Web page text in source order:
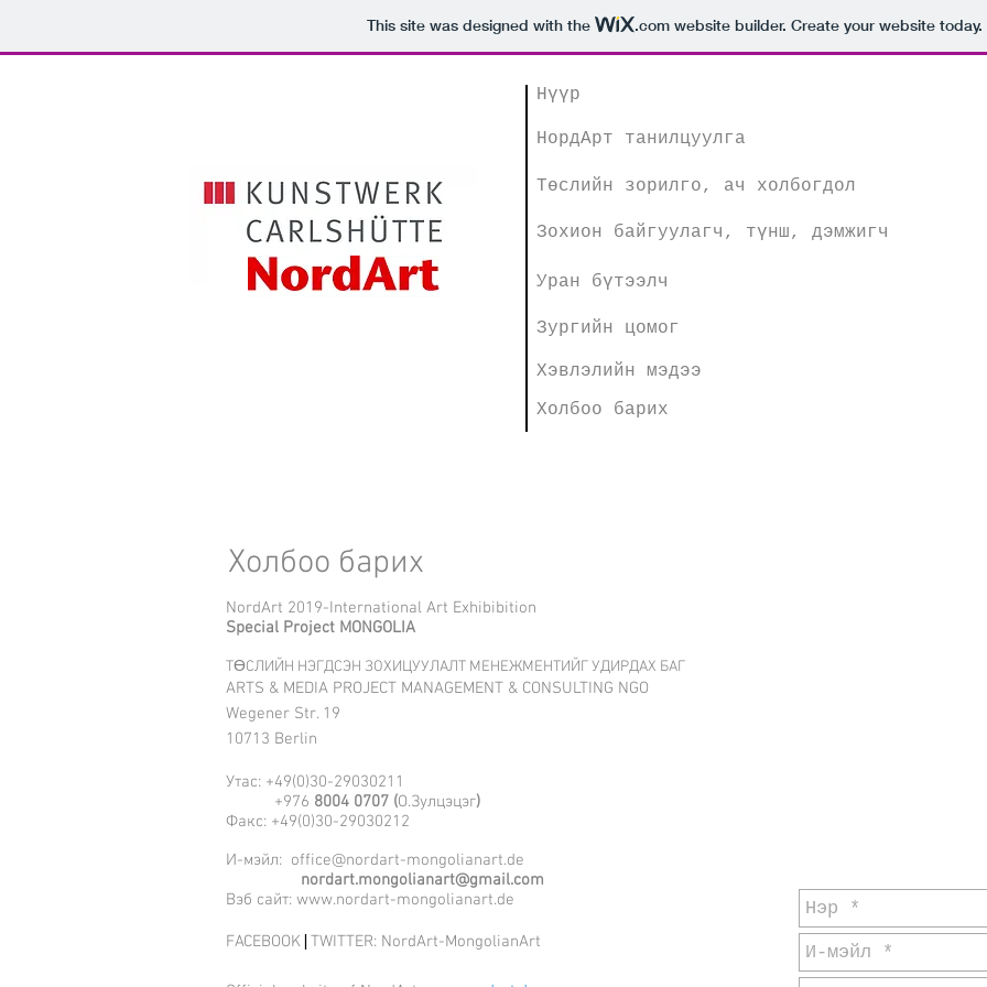
This site was designed with the .comwebsite builder. Create your website today.
Нүүр
НордАрт танилцуулга
Төслийн зорилго, ач холбогдол
Зохион байгуулагч, түнш, дэмжигч
Уран бүтээлч
Зургийн цомог
Хэвлэлийн мэдээ
Холбоо барих
Холбоо барих
NordArt 2019-International Art Exhibibition
Special Project MONGOLIA
ТӨСЛИЙН НЭГДСЭН ЗОХИЦУУЛАЛТ МЕНЕЖМЕНТИЙГ УДИРДАХ БАГ
ARTS & MEDIA PROJECT MANAGEMENT & CONSULTING NGO
Wegener Str. 19
10713 Berlin
Утас: +49(0)30-29030211
+976 8004 0707 (О.Зулцэцэг)
Факс: +49(0)30-29030212
И-мэйл: office@nordart-mongolianart.de
nordart.mongolianart@gmail.com
Вэб сайт: www.nordart-mongolianart.de
FACEBOOK TWITTER: NordArt-MongolianArt